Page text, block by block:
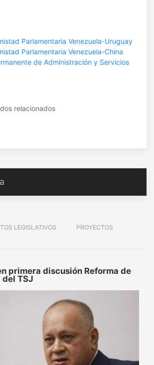
Parlamentaria Venezuela-Uruguay
Parlamentaria Venezuela-China
de Administración y Servicios
relacionados
LEGISLATIVOS
PROYECTOS
primera discusión Reforma de
del TSJ